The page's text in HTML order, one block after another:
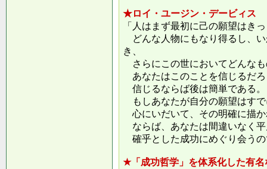
★ロイ・ユージン・デービィス
「人はまず最初に己の願望はき
どんな人物にもなり得るし、
き、
さらにこの世においてどんな
あなたはこのことを信じるだ
信じるならば後は簡単である。
もしあなたが自分の願望はす
心にいだいて、その明確に描
ならば、あなたは間違いなく
確乎とした成功にめぐり会う
★「成功哲学」を体系化した有